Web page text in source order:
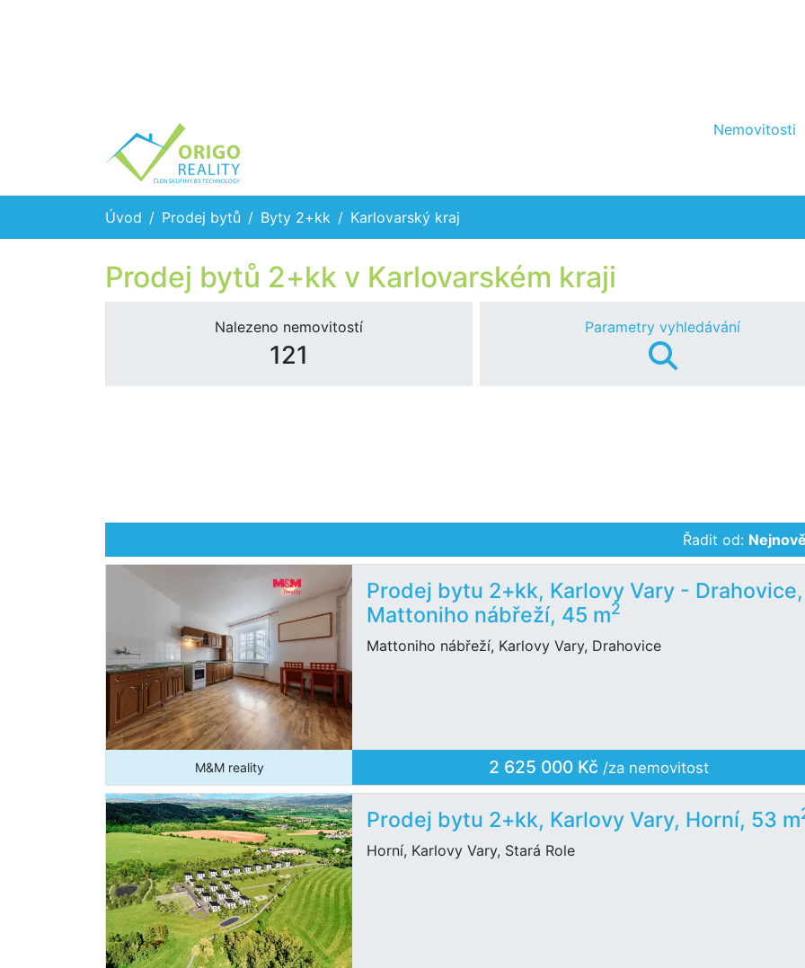
Nemovitosti
Úvod Prodej bytů Byty 2+kk Karlovarský kraj
Prodej bytů 2+kk v Karlovarském kraji
Nalezeno nemovitostí
121
Parametry vyhledávání
Řadit od:
Prodej bytu 2+kk, Karlovy Vary - Drahovice,
Mattoniho nábřeží, 45 m2
Mattoniho nábřeží, Karlovy Vary, Drahovice
M&M reality 2 625 000 Kč /za nemovitost
Prodej bytu 2+kk, Karlovy Vary, Horní, 53 m
Horní, Karlovy Vary, Stará Role